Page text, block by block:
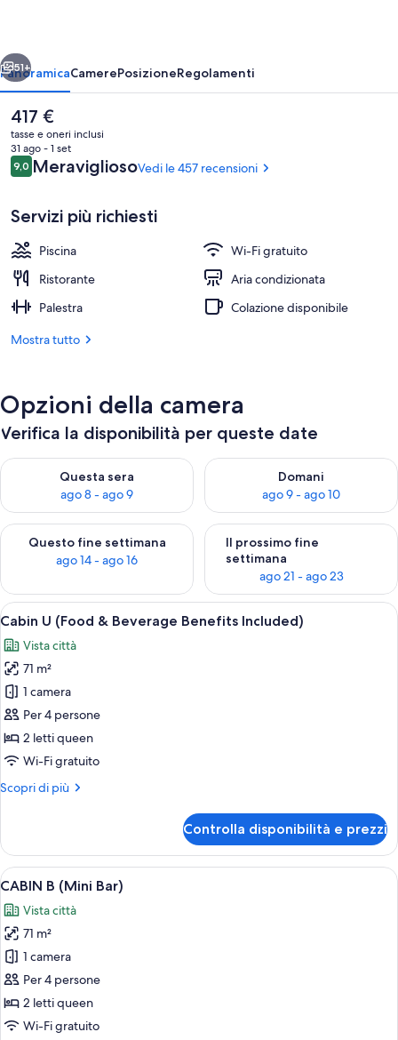
Piscina coperta, piscina stagionale
Avanti
51+
PanoramicaCamerePosizioneRegolamenti
Il
prezzo
attuale
è
417 €
417 €
tasse e oneri inclusi
31 ago - 1 set
Recensioni
9,09,0 su 10
MeravigliosoVedi le 457 recensioni
Servizi più richiesti
Piscina
Wi-Fi gratuito
Ristorante
Aria condizionata
Palestra
Colazione disponibile
Mostra tutto
Opzioni della camera
Verifica la disponibilità per queste date
Questa sera
ago 8 - ago 9
Verifica la disponibilità per questa sera, ago 8 - ago 9
Domani
ago 9 - ago 10
Verifica la disponibilità per
Questo fine settimana
ago 14 - ago 16
Verifica la disponibilità per questo fine settimana, ago 14 -
Il prossimo fine
settimana
ago 21 - ago 23
Verifica la disponibilità per il
Apri
tutte
le
foto
per
Cabin
U
(Food
Beverage
Un tavolo rotondo con due piatti di
8
Cabin U (Food & Beverage Benefits Included)
Vista città
71 m²
1 camera
Per 4 persone
2 letti queen
Wi-Fi gratuito
Scopri di più
Altri
U
(Food
&
Benefits
Included)
Controlla disponibilità e prezzi
Apri
tutte
le
foto
per
CABIN
B
(Mini
Una stanza moderna con una
7
CABIN B (Mini Bar)
Vista città
71 m²
1 camera
Per 4 persone
2 letti queen
Wi-Fi gratuito